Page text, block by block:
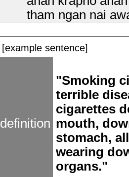
tham ngan nai
[example sentence]
definition
"Smoking
terrible
cigarettes
mouth,
stomach,
wearing
organs."